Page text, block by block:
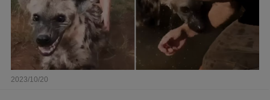
2023/10/20